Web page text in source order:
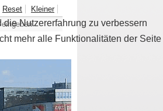
Reset
Kleiner
Nutzererfahrung zu verbessern
mehr alle Funktionalitäten der Seite